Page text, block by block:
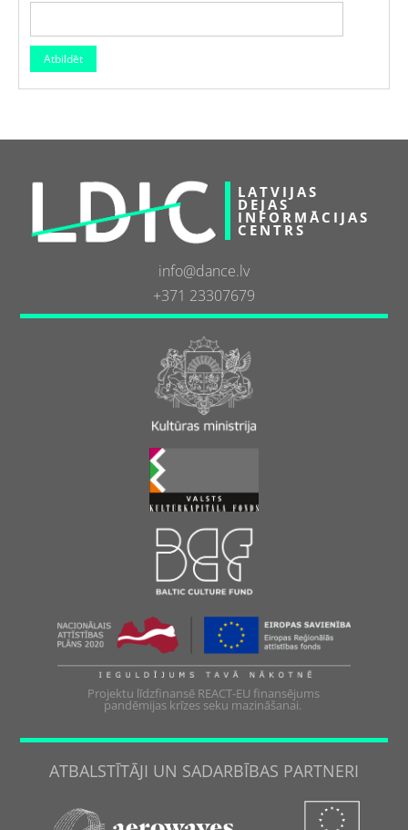
LATVIJAS
DEJAS
INFORMĀCIJAS
CENTRS
info@dance.lv
+371 23307679
Projektu līdzfinansē REACT-EU finansējums
pandēmijas krīzes seku mazināšanai.
ATBALSTĪTĀJI UN SADARBĪBAS PARTNERI